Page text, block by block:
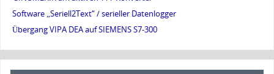
Software „Seriell2Text“ / serieller Datenlogger
Übergang VIPA DEA auf SIEMENS S7-300